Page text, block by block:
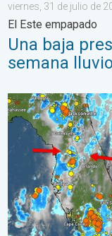
viernes, 31 de julio de
El Este empapado
Una baja
semana
Así se forman los